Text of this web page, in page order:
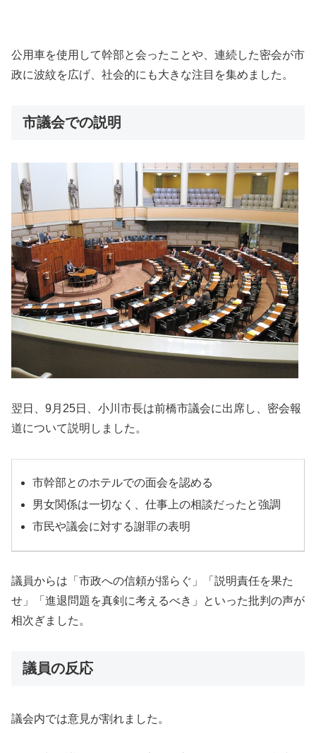
公用車を使用して幹部と会ったことや、連続した密会が市
政に波紋を広げ、社会的にも大きな注目を集めました。
市議会での説明
翌日、9月25日、小川市長は前橋市議会に出席し、密会報
道について説明しました。
市幹部とのホテルでの面会を認める
男女関係は一切なく、仕事上の相談だったと強調
市民や議会に対する謝罪の表明
議員からは「市政への信頼が揺らぐ」「説明責任を果た
せ」「進退問題を真剣に考えるべき」といった批判の声が
相次ぎました。
議員の反応
議会内では意見が割れました。